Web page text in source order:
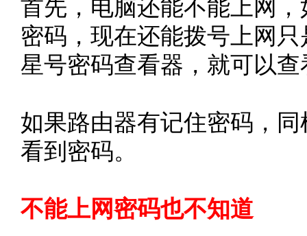
首先，电脑还能不能上网
密码，现在还能拨号上网
星号密码查看器，就可以
如果路由器有记住密码，
看到密码。
不能上网密码也不知道